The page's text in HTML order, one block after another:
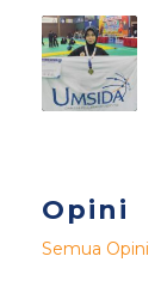
Opini
Semua Opini